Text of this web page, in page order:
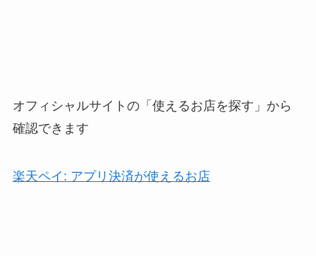
オフィシャルサイトの「使えるお店を探す」から
確認できます
楽天ペイ: アプリ決済が使えるお店